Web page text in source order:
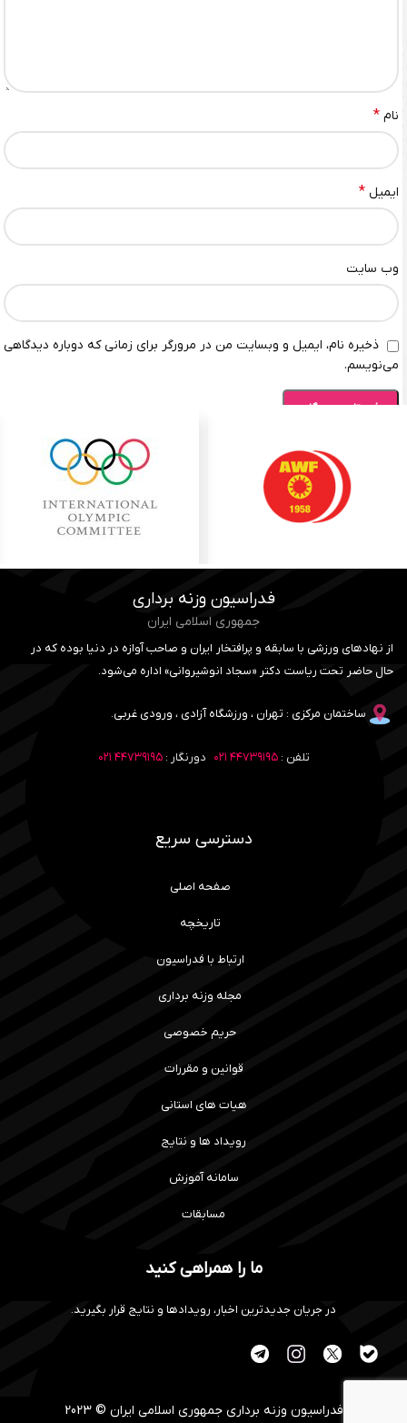
نام *
ایمیل *
وب‌ سایت
ذخیره نام، ایمیل و وبسایت من در مرورگر برای زمانی که دوباره دیدگاهی
می‌نویسم.
فدراسیون وزنه برداری
جمهوری اسلامی ایران
از نهادهای ورزشی با سابقه و پرافتخار ایران و صاحب آوازه در دنیا بوده که در
حال حاضر تحت ریاست دکتر «سجاد انوشیروانی» اداره می‌شود.
ساختمان مرکزی : تهران ، ورزشگاه آزادی ، ورودی غربی.
تلفن :۴۴۷۳۹۱۹۵ ۰۲۱ دورنگار :۴۴۷۳۹۱۹۵ ۰۲۱
دسترسی سریع
صفحه اصلی
تاریخچه
ارتباط با فدراسیون
مجله وزنه برداری
حریم خصوصی
قوانین و مقررات
هیات های استانی
رویداد ها و نتایج
سامانه آموزش
مسابقات
ما را همراهی کنید
در جریان جدیدترین اخبار، رویدادها و نتایج قرار بگیرید.
فدراسیون وزنه برداری جمهوری اسلامی ایران © 2023